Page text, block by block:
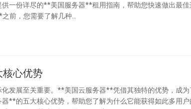
一份详尽的**美国服务器**租用指南，帮助您快速做出最佳
用**美国服务器**之前，您需要了解几种...
心优势
发展至关重要。**美国云服务器**凭借其独特的优势，成为
**的五大核心优势，帮助您了解为什么它能获得如此多用户